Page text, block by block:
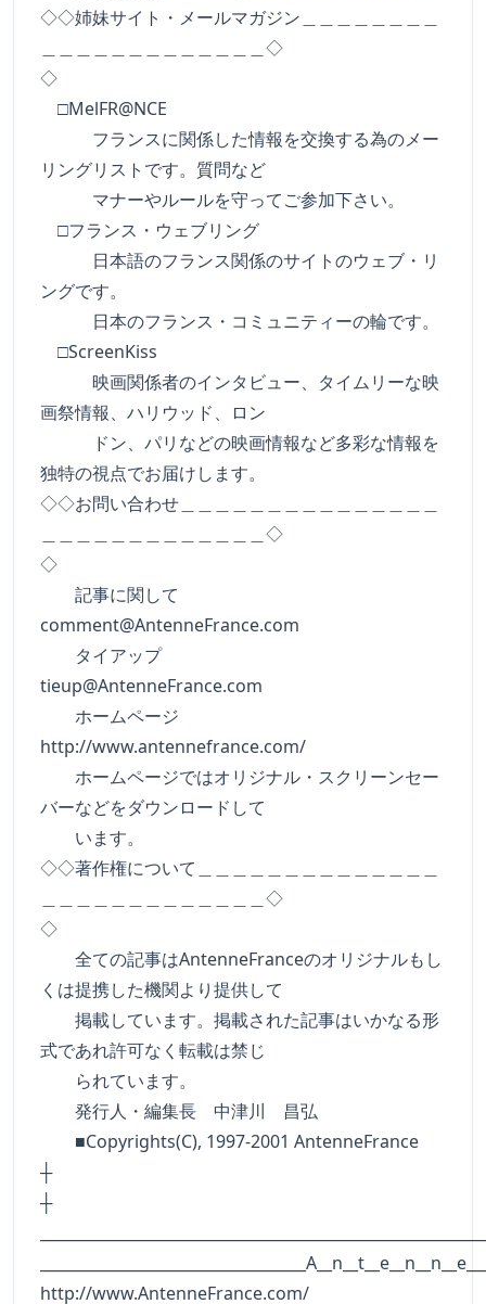
◇◇姉妹サイト・メールマガジン＿＿＿＿＿＿＿＿
＿＿＿＿＿＿＿＿＿＿＿＿＿◇
◇
□MelFR@NCE
フランスに関係した情報を交換する為のメー
リングリストです。質問など
マナーやルールを守ってご参加下さい。
□フランス・ウェブリング
日本語のフランス関係のサイトのウェブ・リ
ングです。
日本のフランス・コミュニティーの輪です。
□ScreenKiss
映画関係者のインタビュー、タイムリーな映
画祭情報、ハリウッド、ロン
ドン、パリなどの映画情報など多彩な情報を
独特の視点でお届けします。
◇◇お問い合わせ＿＿＿＿＿＿＿＿＿＿＿＿＿＿＿
＿＿＿＿＿＿＿＿＿＿＿＿＿◇
◇
記事に関して
comment@AntenneFrance.com
タイアップ
tieup@AntenneFrance.com
ホームページ
http://www.antennefrance.com/
ホームページではオリジナル・スクリーンセー
バーなどをダウンロードして
います。
◇◇著作権について＿＿＿＿＿＿＿＿＿＿＿＿＿＿
＿＿＿＿＿＿＿＿＿＿＿＿＿◇
◇
全ての記事はAntenneFranceのオリジナルもし
くは提携した機関より提供して
掲載しています。掲載された記事はいかなる形
式であれ許可なく転載は禁じ
られています。
発行人・編集長 中津川 昌弘
■Copyrights(C), 1997-2001 AntenneFrance
┼
http://www.AntenneFrance.com/